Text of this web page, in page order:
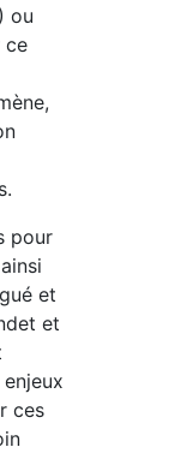
ou
ce
pour
et
et
ces